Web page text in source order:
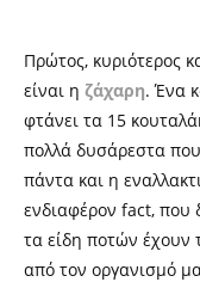
Πρώτος, κυριότερος
είναι η ζάχαρη. Ένα
φτάνει τα 15
πολλά δυσάρεστα που
πάντα και η
ενδιαφέρον fact, που
τα είδη ποτών έχουν
από τον οργανισμό